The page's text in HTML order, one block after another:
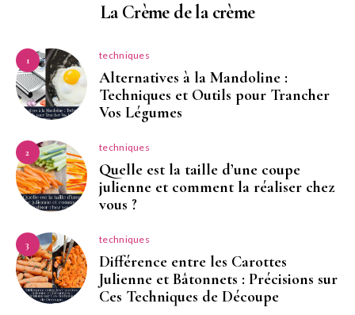
La Crème de la crème
1 techniques
Alternatives à la Mandoline :
Techniques et Outils pour Trancher
Vos Légumes
2 techniques
Quelle est la taille d’une coupe
julienne et comment la réaliser chez
vous ?
3 techniques
Différence entre les Carottes
Julienne et Bâtonnets : Précisions sur
Ces Techniques de Découpe